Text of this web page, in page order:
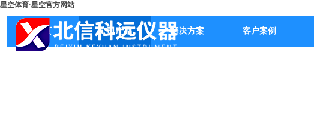
星空体育·星空官方网站
首页 公司产品 解决方案 客户案例